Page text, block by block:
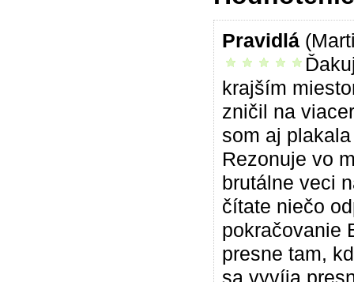
Pravidlá
vrelo odporúčam
krajším
zničil na
som aj
Rezonuje vo
brutálne veci
čítate niečo
pokračovanie
presne tam,
sa vyvíja